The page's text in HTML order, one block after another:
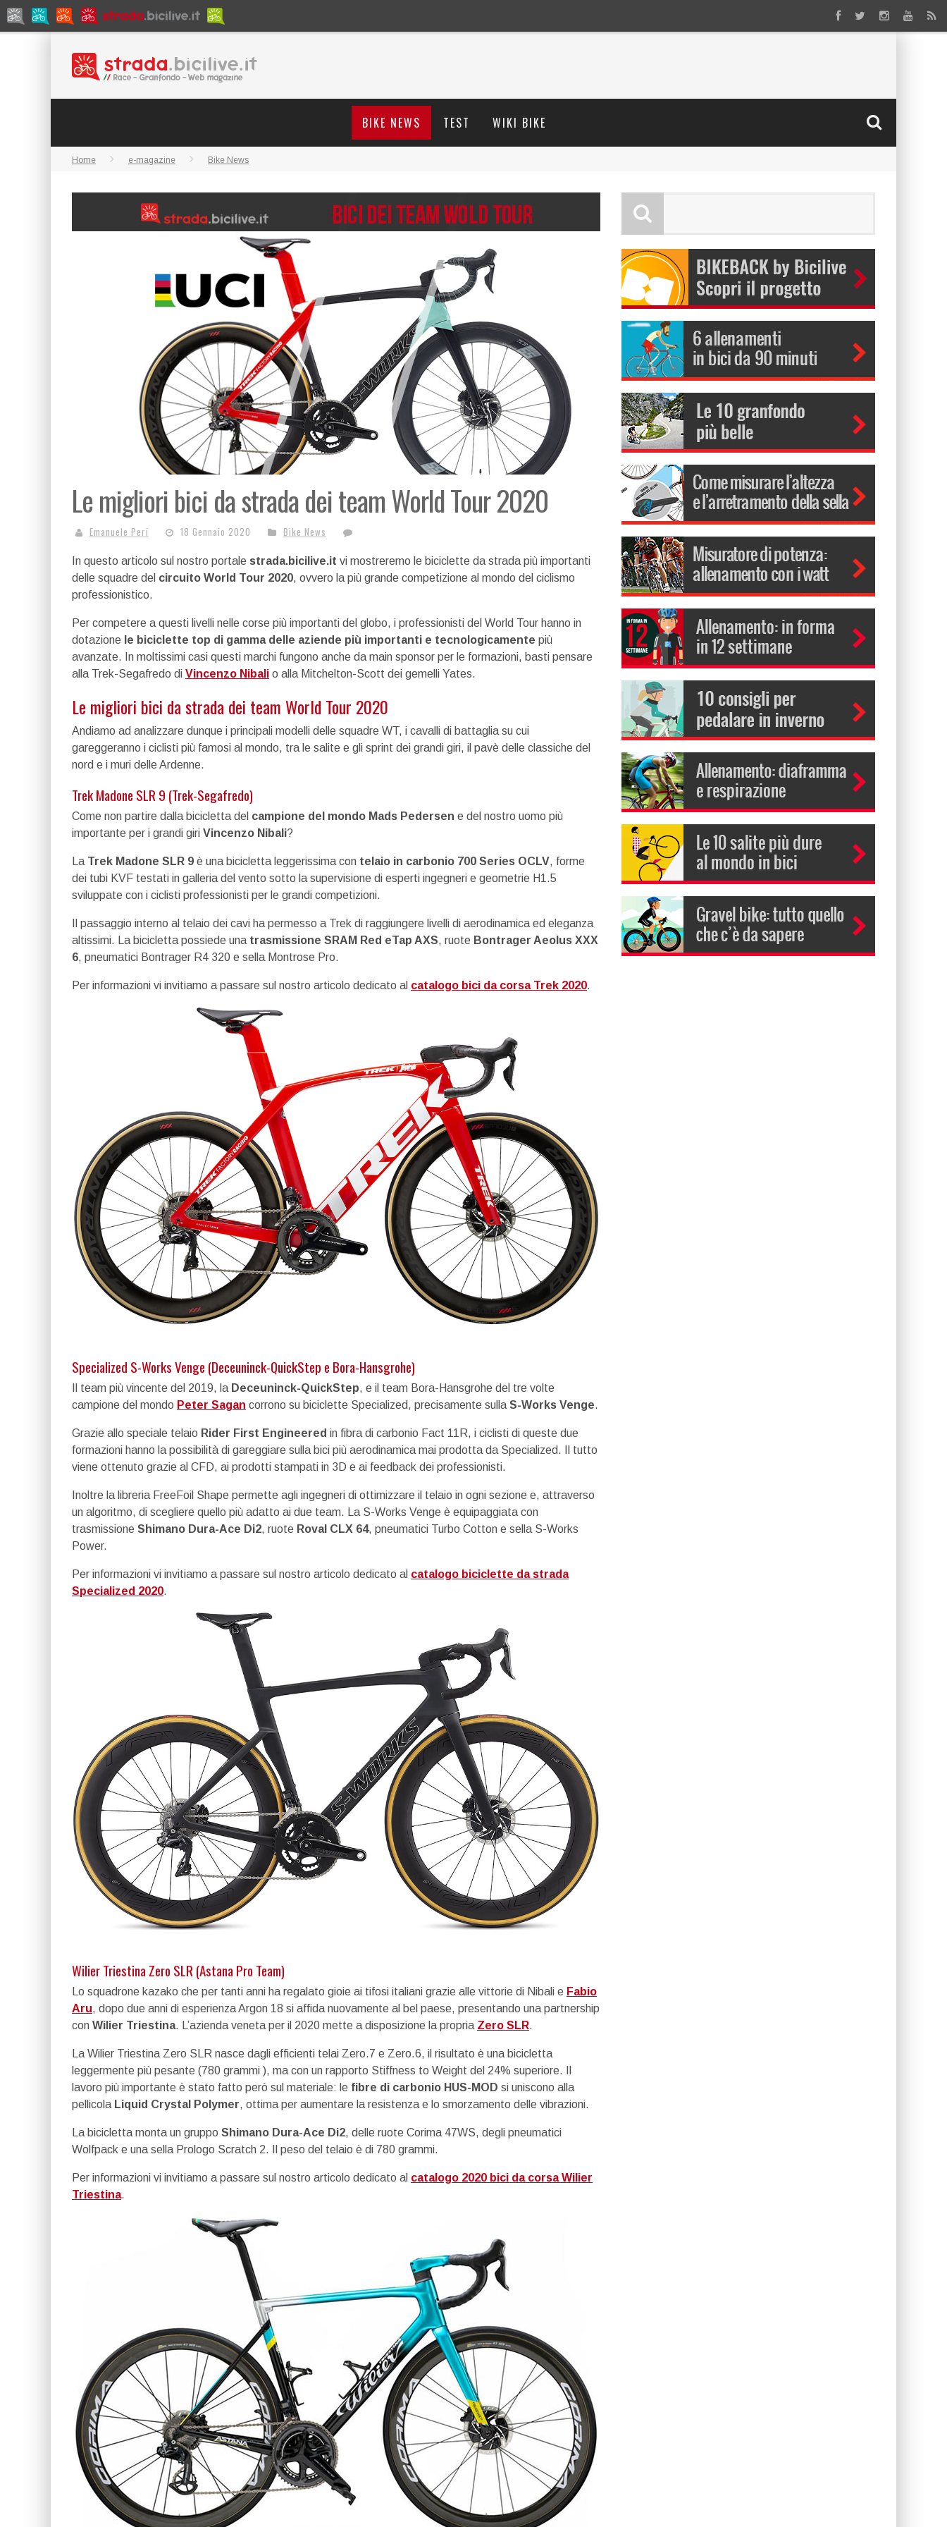
BIKE NEWS TEST WIKI BIKE
Home e-magazine Bike News
Le migliori bici da strada dei team World Tour 2020
Emanuele Peri 18 Gennaio 2020 Bike News
In questo articolo sul nostro portale strada.bicilive.it vi mostreremo le biciclette da strada più importanti
delle squadre del circuito World Tour 2020, ovvero la più grande competizione al mondo del ciclismo
professionistico.
Per competere a questi livelli nelle corse più importanti del globo, i professionisti del World Tour hanno in
dotazione le biciclette top di gamma delle aziende più importanti e tecnologicamente più
avanzate. In moltissimi casi questi marchi fungono anche da main sponsor per le formazioni, basti pensare
alla Trek-Segafredo di Vincenzo Nibali o alla Mitchelton-Scott dei gemelli Yates.
Le migliori bici da strada dei team World Tour 2020
Andiamo ad analizzare dunque i principali modelli delle squadre WT, i cavalli di battaglia su cui
gareggeranno i ciclisti più famosi al mondo, tra le salite e gli sprint dei grandi giri, il pavè delle classiche del
nord e i muri delle Ardenne.
Trek Madone SLR 9 (Trek-Segafredo)
Come non partire dalla bicicletta del campione del mondo Mads Pedersen e del nostro uomo più
importante per i grandi giri Vincenzo Nibali?
La Trek Madone SLR 9 è una bicicletta leggerissima con telaio in carbonio 700 Series OCLV, forme
dei tubi KVF testati in galleria del vento sotto la supervisione di esperti ingegneri e geometrie H1.5
sviluppate con i ciclisti professionisti per le grandi competizioni.
Il passaggio interno al telaio dei cavi ha permesso a Trek di raggiungere livelli di aerodinamica ed eleganza
altissimi. La bicicletta possiede una trasmissione SRAM Red eTap AXS, ruote Bontrager Aeolus XXX
6, pneumatici Bontrager R4 320 e sella Montrose Pro.
Per informazioni vi invitiamo a passare sul nostro articolo dedicato al catalogo bici da corsa Trek 2020.
Specialized S-Works Venge (Deceuninck-QuickStep e Bora-Hansgrohe)
Il team più vincente del 2019, la Deceuninck-QuickStep, e il team Bora-Hansgrohe del tre volte
campione del mondo Peter Sagan corrono su biciclette Specialized, precisamente sulla S-Works Venge.
Grazie allo speciale telaio Rider First Engineered in fibra di carbonio Fact 11R, i ciclisti di queste due
formazioni hanno la possibilità di gareggiare sulla bici più aerodinamica mai prodotta da Specialized. Il tutto
viene ottenuto grazie al CFD, ai prodotti stampati in 3D e ai feedback dei professionisti.
Inoltre la libreria FreeFoil Shape permette agli ingegneri di ottimizzare il telaio in ogni sezione e, attraverso
un algoritmo, di scegliere quello più adatto ai due team. La S-Works Venge è equipaggiata con
trasmissione Shimano Dura-Ace Di2, ruote Roval CLX 64, pneumatici Turbo Cotton e sella S-Works
Power.
Per informazioni vi invitiamo a passare sul nostro articolo dedicato al catalogo biciclette da strada
Specialized 2020.
Wilier Triestina Zero SLR (Astana Pro Team)
Lo squadrone kazako che per tanti anni ha regalato gioie ai tifosi italiani grazie alle vittorie di Nibali e Fabio
Aru, dopo due anni di esperienza Argon 18 si affida nuovamente al bel paese, presentando una partnership
con Wilier Triestina. L’azienda veneta per il 2020 mette a disposizione la propria Zero SLR.
La Wilier Triestina Zero SLR nasce dagli efficienti telai Zero.7 e Zero.6, il risultato è una bicicletta
leggermente più pesante (780 grammi ), ma con un rapporto Stiffness to Weight del 24% superiore. Il
lavoro più importante è stato fatto però sul materiale: le fibre di carbonio HUS-MOD si uniscono alla
pellicola Liquid Crystal Polymer, ottima per aumentare la resistenza e lo smorzamento delle vibrazioni.
La bicicletta monta un gruppo Shimano Dura-Ace Di2, delle ruote Corima 47WS, degli pneumatici
Wolfpack e una sella Prologo Scratch 2. Il peso del telaio è di 780 grammi.
Per informazioni vi invitiamo a passare sul nostro articolo dedicato al catalogo 2020 bici da corsa Wilier
Triestina.